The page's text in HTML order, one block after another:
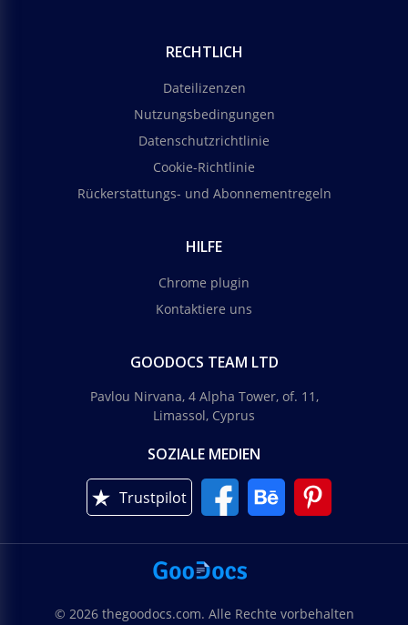
RECHTLICH
Dateilizenzen
Nutzungsbedingungen
Datenschutzrichtlinie
Cookie-Richtlinie
Rückerstattungs- und Abonnementregeln
HILFE
Chrome plugin
Kontaktiere uns
GOODOCS TEAM LTD
Pavlou Nirvana, 4 Alpha Tower, of. 11,
Limassol, Cyprus
SOZIALE MEDIEN
Trustpilot
© 2026 thegoodocs.com. Alle Rechte vorbehalten